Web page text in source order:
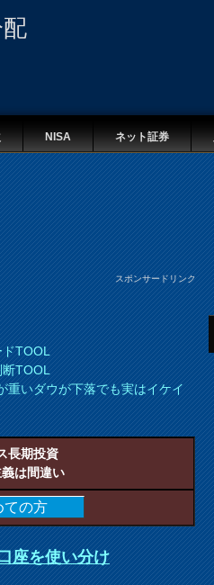
NISA ネット証券
スポンサードリンク
TOOL
TOOL
重いダウが下落でも実はイケイ
長期投資
は間違い
ての方
座を使い分け